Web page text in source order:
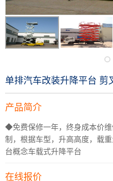
单排汽车改装升降平台 剪
产品简介
◆免费保修一年，终身成本价
制，根据车型，升高高度，载
台概念车载式升降平台
在线报价